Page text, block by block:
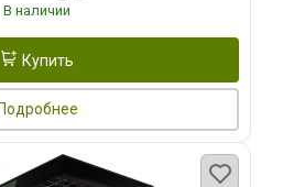
В наличии
Купить
Подробнее